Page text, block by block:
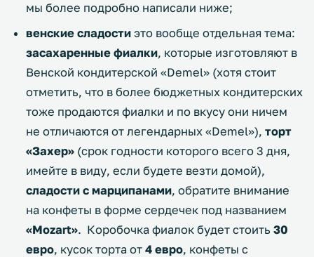
мы более подробно написали ниже;
венские сладости это вообще отдельная тема:
засахаренные фиалки, которые изготовляют в
Венской кондитерской «Demel» (хотя стоит
отметить, что в более бюджетных кондитерских
тоже продаются фиалки и по вкусу они ничем
не отличаются от легендарных «Demel»), торт
«Захер» (срок годности которого всего 3 дня,
имейте в виду, если будете везти домой),
сладости с марципанами, обратите внимание
на конфеты в форме сердечек под названием
«Mozart». Коробочка фиалок будет стоить 30
евро, кусок торта от 4 евро, конфеты с